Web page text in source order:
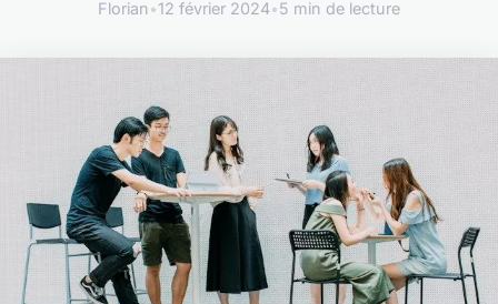
Florian•12 février 2024•5 min de lecture